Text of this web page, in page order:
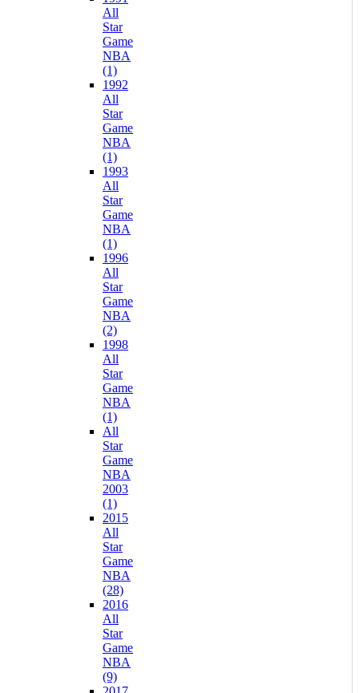
All
Star
Game
NBA
(1)
1992
All
Star
Game
NBA
(1)
1993
All
Star
Game
NBA
(1)
1996
All
Star
Game
NBA
(2)
1998
All
Star
Game
NBA
(1)
All
Star
Game
NBA
2003
(1)
2015
All
Star
Game
NBA
(28)
2016
All
Star
Game
NBA
(9)